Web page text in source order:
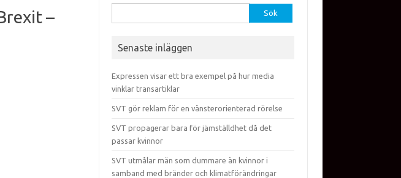
–
Senaste inläggen
Expressen visar ett bra exempel på hur media
vinklar transartiklar
SVT gör reklam för en vänsterorienterad rörelse
SVT propagerar bara för jämställdhet då det
passar kvinnor
SVT utmålar män som dummare än kvinnor i
samband med bränder och klimatförändringar